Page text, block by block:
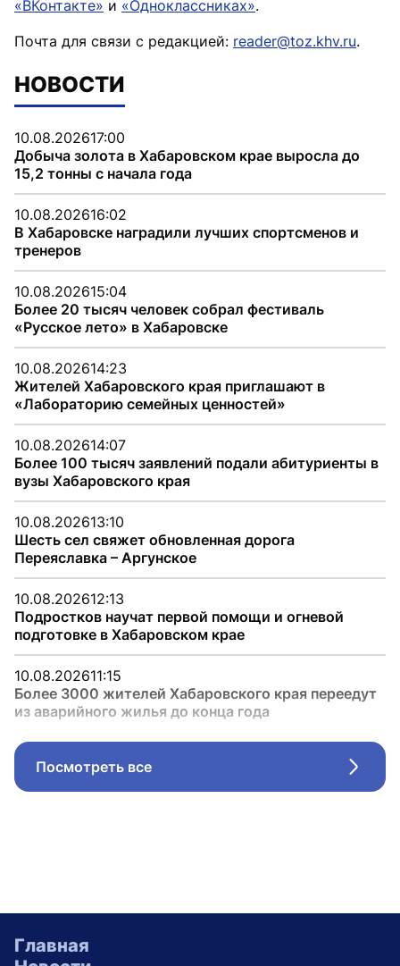
«ВКонтакте» и «Одноклассниках».
Почта для связи с редакцией: reader@toz.khv.ru.
НОВОСТИ
10.08.202617:00
Добыча золота в Хабаровском крае выросла до
15,2 тонны с начала года
10.08.202616:02
В Хабаровске наградили лучших спортсменов и
тренеров
10.08.202615:04
Более 20 тысяч человек собрал фестиваль
«Русское лето» в Хабаровске
10.08.202614:23
Жителей Хабаровского края приглашают в
«Лабораторию семейных ценностей»
10.08.202614:07
Более 100 тысяч заявлений подали абитуриенты в
вузы Хабаровского края
10.08.202613:10
Шесть сел свяжет обновленная дорога
Переяславка – Аргунское
10.08.202612:13
Подростков научат первой помощи и огневой
подготовке в Хабаровском крае
10.08.202611:15
Более 3000 жителей Хабаровского края переедут
из аварийного жилья до конца года
Посмотреть все
Главная